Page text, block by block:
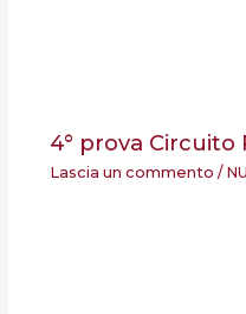
4° prova Circuito
Lascia un commento /